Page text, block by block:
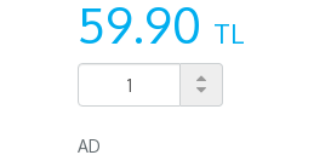
59.90 TL
AD